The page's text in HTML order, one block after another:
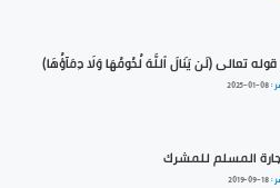
تعالى (لَن يَنَالَ ٱللَّهَ لُحُومُهَا وَلَا دِمَآؤُهَا)
:
2025-01-08
المسلم للمشرك
:
2019-09-18